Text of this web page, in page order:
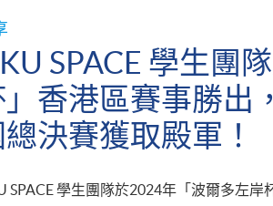
SPACE 學生團
」香港區賽事勝出
總決賽獲取殿軍！
SPACE 學生團隊於2024年「波爾多左